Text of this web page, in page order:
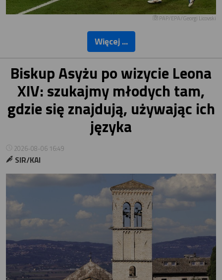
PAP/EPA/Georgi Licovski
Więcej ...
Biskup Asyżu po wizycie Leona
XIV: szukajmy młodych tam,
gdzie się znajdują, używając ich
języka
2026-08-06 16:49
SIR/KAI